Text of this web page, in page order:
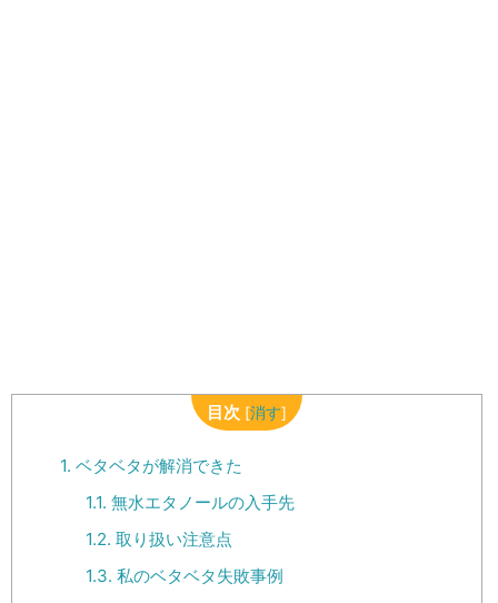
目次 [消す]
1. ベタベタが解消できた
1.1. 無水エタノールの入手先
1.2. 取り扱い注意点
1.3. 私のベタベタ失敗事例